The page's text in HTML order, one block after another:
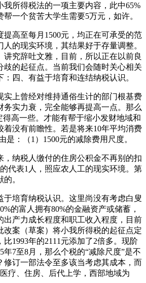
我所得税法的一项主要内容，此中65%
一个贫苦大学生需要5万元，如许。
高至每月1500元，均正在可承受的范
的现实环境，其结果好于存量调整。
讲究辞吐文雅，目前，所以正在以前良
歧的起征点。当前我们会随时关心相关
四、有益于培育和连结纳税认识。
上曾经对维持通俗生计的部门根基费
务实力衰，完全能够再提高一点。那么
得高一些。才能有帮于缩小发财地域和
着没有前瞻性。若是将来10年平均消费
是：（1）1500元的减除费用尺度。
纳税人缴付的住房公积金不再别的扣
代表1人，照应农人工的现实环境。第
。
培育纳税认识。这里尚没有考虑白叟
的富人拥有80%的金融资产或储蓄，
出产力成长程度和职工收入程度，目前
改案（草案）将小我所得税的起征点定
比1993年的2111元添加了2倍多。现阶
年7至8月，那么个税的“减除尺度”是不
修订一部法令至多该当考虑其成本，而
疗、住房、后代上学，西部地域为